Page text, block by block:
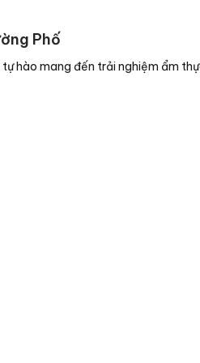
Phố
hào mang đến trải nghiệm ẩm